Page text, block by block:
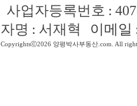
사업자등록번호 :
자명 : 서재혁 이메일
Copyrightsⓒ2026 양평박사부동산.com. All